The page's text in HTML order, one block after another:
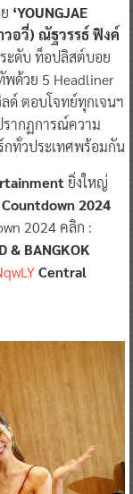
‘YOUNGJAE
วอวี่) ณัฐวรรธ์ ฟิงค์
ระดับ ท็อปลิสต์บอย
พด้วย 5 Headliner
ด์ ตอบโจทย์ทุกเจนฯ
รากฏการณ์ความ
ทั่วประเทศพร้อมกัน
ยิ่งใหญ่
2024
2024 คลิก :
& BANGKOK
Central